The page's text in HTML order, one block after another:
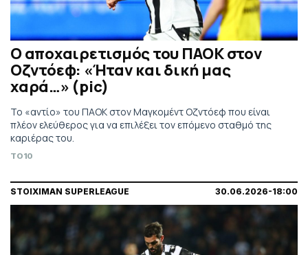
Ο αποχαιρετισμός του ΠΑΟΚ στον
Οζντόεφ: «Ήταν και δική μας
χαρά…» (pic)
Το «αντίο» του ΠΑΟΚ στον Μαγκομέντ Οζντόεφ που είναι
πλέον ελεύθερος για να επιλέξει τον επόμενο σταθμό της
καριέρας του.
TO10
STOIXIMAN SUPERLEAGUE 30.06.2026-18:00